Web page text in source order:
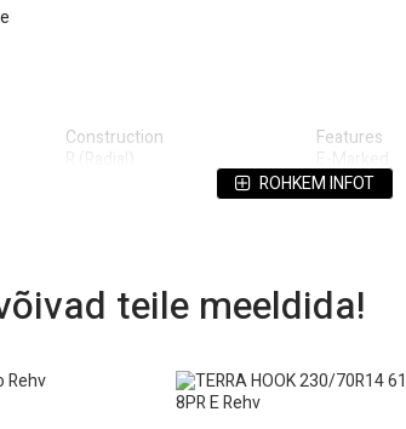
Construction
Features
Rim Diameter
14
ROHKEM INFOT
teile meeldida!